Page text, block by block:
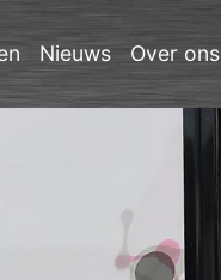
Nieuws Over ons